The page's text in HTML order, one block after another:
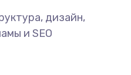
дизайн,
и SEO